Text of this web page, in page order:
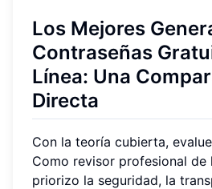
Los Mejores
Contraseñas
Línea: Una
Directa
Con la teoría cubierta,
Como revisor profesional de
priorizo la seguridad, la